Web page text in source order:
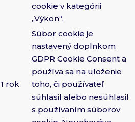
cookie v kategórii
„Výkon“.
1 rok
Súbor cookie je
nastavený doplnkom
GDPR Cookie Consent a
používa sa na uloženie
toho, či používateľ
súhlasil alebo nesúhlasil
s používaním súborov